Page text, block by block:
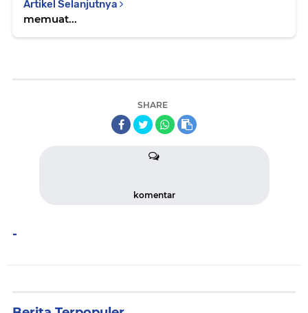
Artikel Selanjutnya
memuat...
SHARE
komentar
-